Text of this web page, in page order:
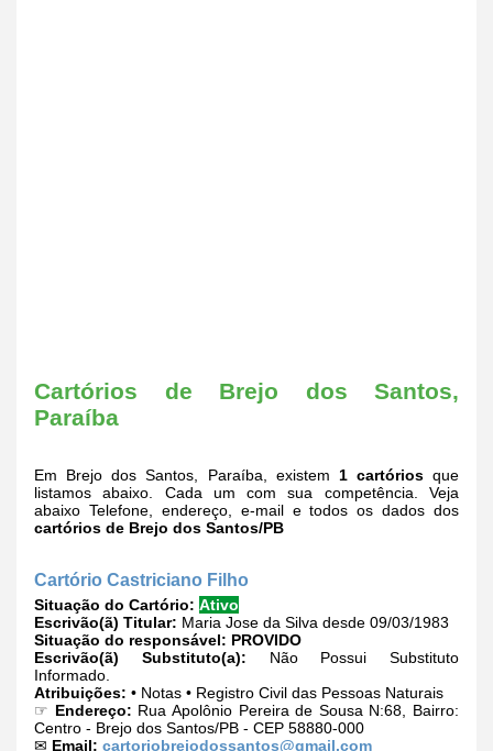
Cartórios de Brejo dos Santos,
Paraíba
Em Brejo dos Santos, Paraíba, existem 1 cartóriosque
listamos abaixo. Cada um com sua competência. Veja
abaixo Telefone, endereço, e-mail e todos os dados dos
cartórios de Brejo dos Santos/PB
Cartório Castriciano Filho
Situação do Cartório: Ativo
Escrivão(ã) Titular: Maria Jose da Silva desde 09/03/1983
Situação do responsável: PROVIDO
Escrivão(ã) Substituto(a): Não Possui Substituto
Informado.
Atribuições: • Notas • Registro Civil das Pessoas Naturais
☞ Endereço: Rua Apolônio Pereira de Sousa N:68, Bairro:
Centro - Brejo dos Santos/PB - CEP 58880-000
✉ Email: cartoriobrejodossantos@gmail.com